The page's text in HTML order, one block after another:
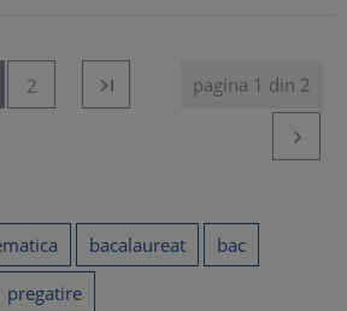
2 pagina 1 din 2


bacalaureat
bac
pregatire